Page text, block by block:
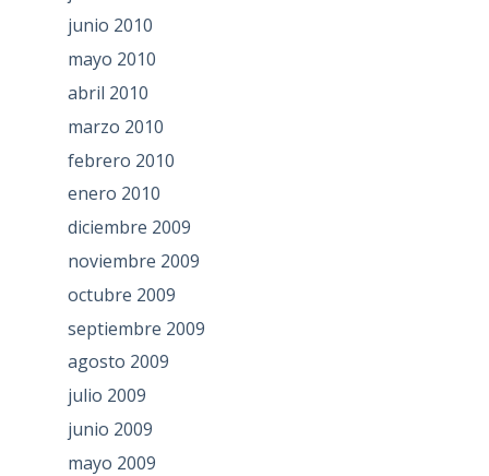
junio 2010
mayo 2010
abril 2010
marzo 2010
febrero 2010
enero 2010
diciembre 2009
noviembre 2009
octubre 2009
septiembre 2009
agosto 2009
julio 2009
junio 2009
mayo 2009